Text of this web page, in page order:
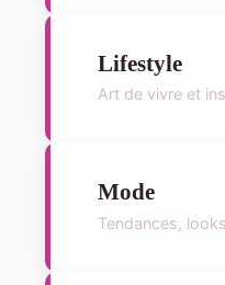
Lifestyle
Art de vivre et
Mode
Tendances,